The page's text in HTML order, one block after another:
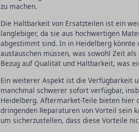
zu machen.
Die Haltbarkeit von Ersatzteilen ist ein
langlebiger, da sie aus hochwertigen
abgestimmt sind. In in Heidelberg könnte
austauschen müssen, was sowohl Zeit
Bezug auf Qualität und Haltbarkeit, was
Ein weiterer Aspekt ist die Verfügbarkeit
manchmal schwerer sofort verfügbar,
Heidelberg. Aftermarket-Teile bieten
dringenden Reparaturen von Vorteil sein
um sicherzustellen, dass diese Vorteile